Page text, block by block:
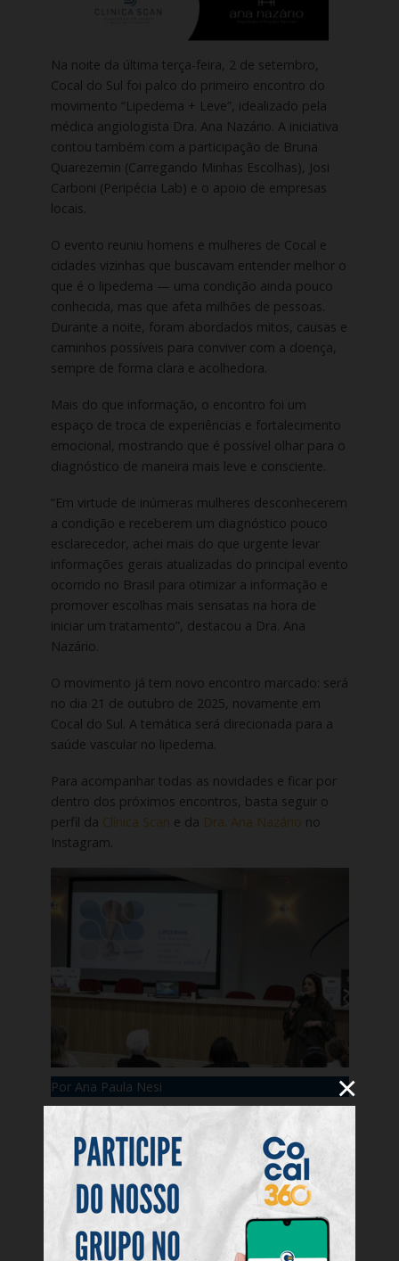
Na noite da última terça-feira, 2 de setembro,
Cocal do Sul foi palco do primeiro encontro do
movimento “Lipedema + Leve”, idealizado pela
médica angiologista Dra. Ana Nazário. A iniciativa
contou também com a participação de Bruna
Quarezemin (Carregando Minhas Escolhas), Josi
Carboni (Peripécia Lab) e o apoio de empresas
locais.
O evento reuniu homens e mulheres de Cocal e
cidades vizinhas que buscavam entender melhor o
que é o lipedema — uma condição ainda pouco
conhecida, mas que afeta milhões de pessoas.
Durante a noite, foram abordados mitos, causas e
caminhos possíveis para conviver com a doença,
sempre de forma clara e acolhedora.
Mais do que informação, o encontro foi um
espaço de troca de experiências e fortalecimento
emocional, mostrando que é possível olhar para o
diagnóstico de maneira mais leve e consciente.
“Em virtude de inúmeras mulheres desconhecerem
a condição e receberem um diagnóstico pouco
esclarecedor, achei mais do que urgente levar
informações gerais atualizadas do principal evento
ocorrido no Brasil para otimizar a informação e
promover escolhas mais sensatas na hora de
iniciar um tratamento”, destacou a Dra. Ana
Nazário.
O movimento já tem novo encontro marcado: será
no dia 21 de outubro de 2025, novamente em
Cocal do Sul. A temática será direcionada para a
saúde vascular no lipedema.
Para acompanhar todas as novidades e ficar por
dentro dos próximos encontros, basta seguir o
perfil da Clínica Scan e da Dra. Ana Nazário no
Instagram.
Por Ana Paula Nesi ×